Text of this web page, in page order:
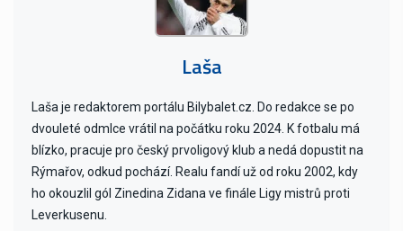
Laša
Laša je redaktorem portálu Bilybalet.cz. Do redakce se po
dvouleté odmlce vrátil na počátku roku 2024. K fotbalu má
blízko, pracuje pro český prvoligový klub a nedá dopustit na
Rýmařov, odkud pochází. Realu fandí už od roku 2002, kdy
ho okouzlil gól Zinedina Zidana ve finále Ligy mistrů proti
Leverkusenu.